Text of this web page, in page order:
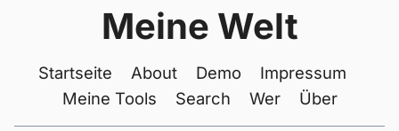
Meine Welt
Startseite About Demo
Impressum
Meine Tools
Search Wer Über